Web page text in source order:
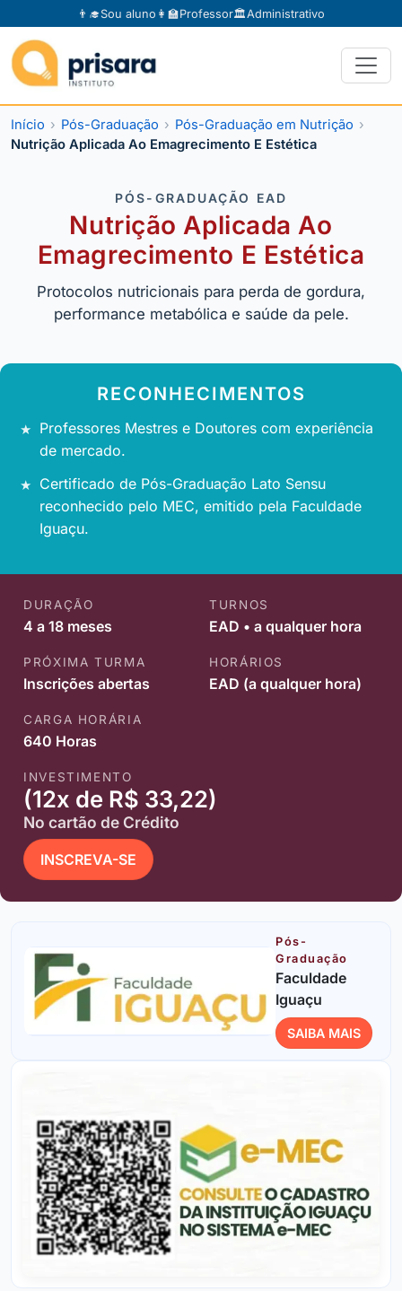
👨‍🎓Sou aluno 👩‍🏫Professor🏛️Administrativo
Início Pós-Graduação
Pós-Graduação em Nutrição
Nutrição Aplicada Ao Emagrecimento E Estética
PÓS-GRADUAÇÃO EAD
Nutrição Aplicada Ao
Emagrecimento E Estética
Protocolos nutricionais para perda de gordura,
performance metabólica e saúde da pele.
RECONHECIMENTOS
Professores Mestres e Doutores com experiência
de mercado.
Certificado de Pós-Graduação Lato Sensu
reconhecido pelo MEC, emitido pela Faculdade
Iguaçu.
DURAÇÃO
4 a 18 meses
TURNOS
EAD • a qualquer hora
PRÓXIMA TURMA
Inscrições abertas
HORÁRIOS
EAD (a qualquer hora)
CARGA HORÁRIA
640 Horas
INVESTIMENTO
(12x de R$ 33,22)
No cartão de Crédito
INSCREVA-SE
Pós-
Graduação
Faculdade
Iguaçu
SAIBA MAIS